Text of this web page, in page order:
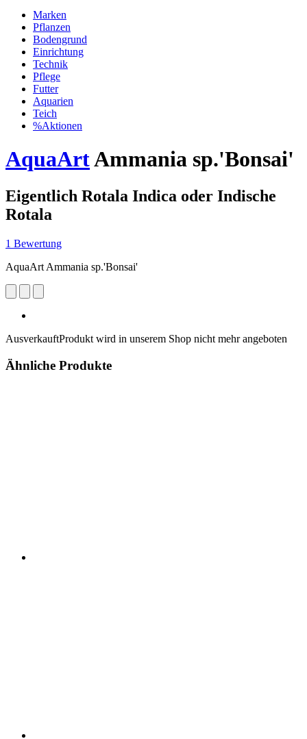
Marken
Pflanzen
Bodengrund
Einrichtung
Technik
Pflege
Futter
Aquarien
Teich
%Aktionen
AquaArtAmmania sp.'Bonsai'
Eigentlich Rotala Indica oder Indische
Rotala
1 Bewertung
AquaArt Ammania sp.'Bonsai'
AusverkauftProdukt wird in unserem Shop nicht mehr angeboten
Ähnliche Produkte